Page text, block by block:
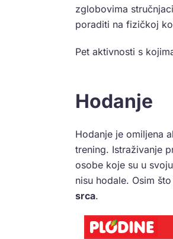
zglobovima
poraditi na fizičkoj
Pet aktivnosti s
Hodanje
Hodanje je omiljena
trening. Istraživanje
osobe koje su u
nisu hodale. Osim
srca.